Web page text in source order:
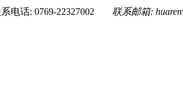
电话: 0769-22327002 联系邮箱: